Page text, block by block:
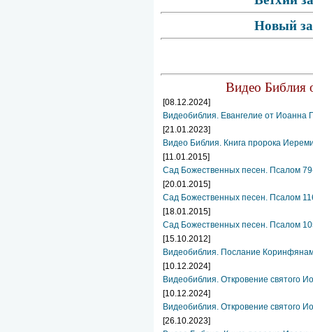
Новый
Видео Библия
[08.12.2024]
Видеобиблия. Евангелие от Иоанна
[21.01.2023]
Видео Библия. Книга пророка
[11.01.2015]
Сад Божественных песен. Псалом
[20.01.2015]
Сад Божественных песен. Псалом
[18.01.2015]
Сад Божественных песен. Псалом
[15.10.2012]
Видеобиблия. Послание
[10.12.2024]
Видеобиблия. Откровение святого
[10.12.2024]
Видеобиблия. Откровение святого
[26.10.2023]